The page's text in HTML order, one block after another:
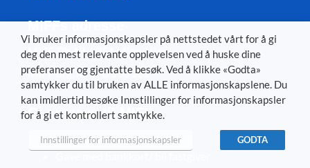
MIFFs adresse
MIFF, Pb 18, 3051 Mjøndalen
MIFF org. nr. 970 550 232
Gi en gave til MIFF
Vipps gaver 44945
Vi bruker informasjonskapsler på nettstedet vårt for å gi
deg den mest relevante opplevelsen ved å huske dine
preferanser og gjentatte besøk. Ved å klikke «Godta»
samtykker du til bruken av ALLE informasjonskapslene. Du
kan imidlertid besøke Innstillinger for informasjonskapsler
for å gi et kontrollert samtykke.
Innstillinger for informasjonskapsler GODTA